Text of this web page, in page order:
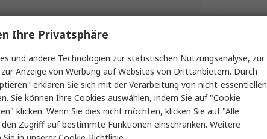
Ihre Privatsphäre
und andere Technologien zur statistischen Nutzungsanalyse, zur
Anzeige von Werbung auf Websites von Drittanbietern. Durch
erklären Sie sich mit der Verarbeitung von nicht-essentiellen
Sie können Ihre Cookies auswählen, indem Sie auf "Cookie
klicken. Wenn Sie dies nicht möchten, klicken Sie auf "Alle
Zugriff auf bestimmte Funktionen einschränken. Weitere